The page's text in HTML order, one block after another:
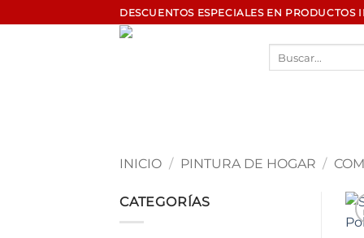
al
DESCUENTOS ESPECIALES EN PRODUCTOS
INICIO / PINTURA DE HOGAR /
CATEGORÍAS